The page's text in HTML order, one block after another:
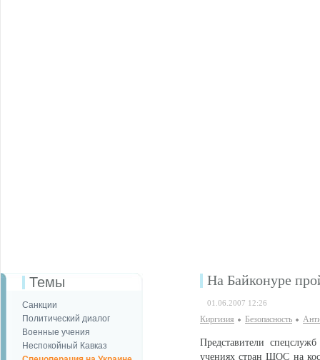
Темы
Санкции
Политический диалог
Военные учения
Неспокойный Кавказ
На Байконуре
01.06.2007 12:26
Киргизия Безопаcность
Представители
учениях стран ШОС на